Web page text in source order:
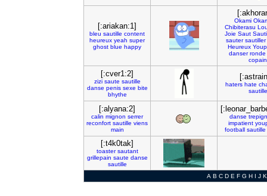
[:ariakan:1]
bleu sautille content
heureux yeah super
ghost blue happy
Okami
Chibiterasu
Joie Saut
sauter sautiller
Heureux
danser ronde
copain
[:cver1:2]
zizi saute sautille
danse penis sexe bite
bhythe
haters hate
sautille
[:alyana:2]
calin mignon serrer
reconfort sautille viens
main
danse
impatient
football sautille
[:t4k0tak]
toaster sautant
grillepain saute danse
sautille
A B C D E F G H I J K